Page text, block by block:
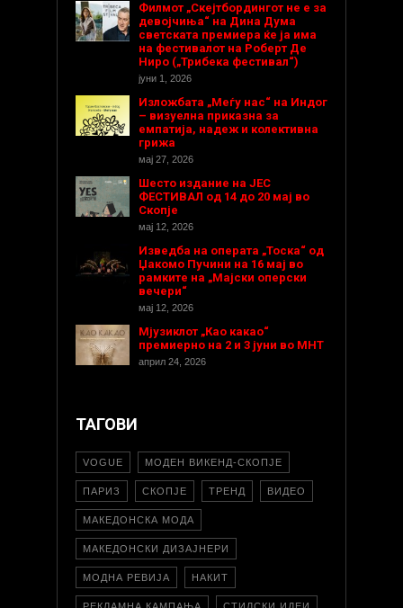
Филмот „Скејтбордингот не е за
девојчиња“ на Дина Дума
светската премиера ќе ја има
на фестивалот на Роберт Де
Ниро („Трибека фестивал“)
јуни 1, 2026
Изложбата „Меѓу нас“ на Индог
– визуелна приказна за
емпатија, надеж и колективна
грижа
мај 27, 2026
Шесто издание на ЈЕС
ФЕСТИВАЛ од 14 до 20 мај во
Скопје
мај 12, 2026
Изведба на операта „Тоска“ од
Џакомо Пучини на 16 мај во
рамките на „Мајски оперски
вечери“
мај 12, 2026
Мјузиклот „Као какао“
премиерно на 2 и 3 јуни во МНТ
април 24, 2026
ТАГОВИ
VOGUE МОДЕН ВИКЕНД-СКОПЈЕ
ПАРИЗ СКОПЈЕ ТРЕНД ВИДЕО
МАКЕДОНСКА МОДА
МАКЕДОНСКИ ДИЗАЈНЕРИ
МОДНА РЕВИЈА НАКИТ